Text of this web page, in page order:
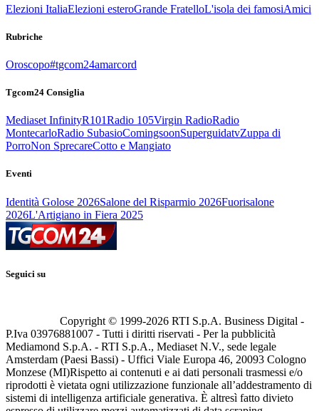
Elezioni ItaliaElezioni esteroGrande FratelloL'isola dei famosiAmici
Rubriche
Oroscopo#tgcom24amarcord
Tgcom24 Consiglia
Mediaset InfinityR101Radio 105Virgin RadioRadio
MontecarloRadio SubasioComingsoonSuperguidatvZuppa di
PorroNon SprecareCotto e Mangiato
Eventi
Identità Golose 2026Salone del Risparmio 2026Fuorisalone
2026L'Artigiano in Fiera 2025
Seguici su
Copyright © 1999-2026 RTI S.p.A. Business Digital -
P.Iva 03976881007 - Tutti i diritti riservati - Per la pubblicità
Mediamond S.p.A. - RTI S.p.A., Mediaset N.V., sede legale
Amsterdam (Paesi Bassi) - Uffici Viale Europa 46, 20093 Cologno
Monzese (MI)Rispetto ai contenuti e ai dati personali trasmessi e/o
riprodotti è vietata ogni utilizzazione funzionale all’addestramento di
sistemi di intelligenza artificiale generativa. È altresì fatto divieto